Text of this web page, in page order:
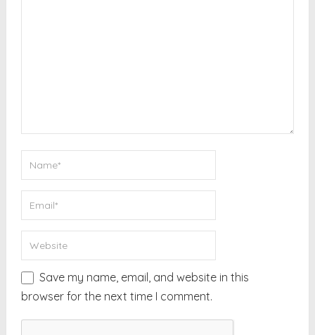
Save my name, email, and website in this
browser for the next time I comment.